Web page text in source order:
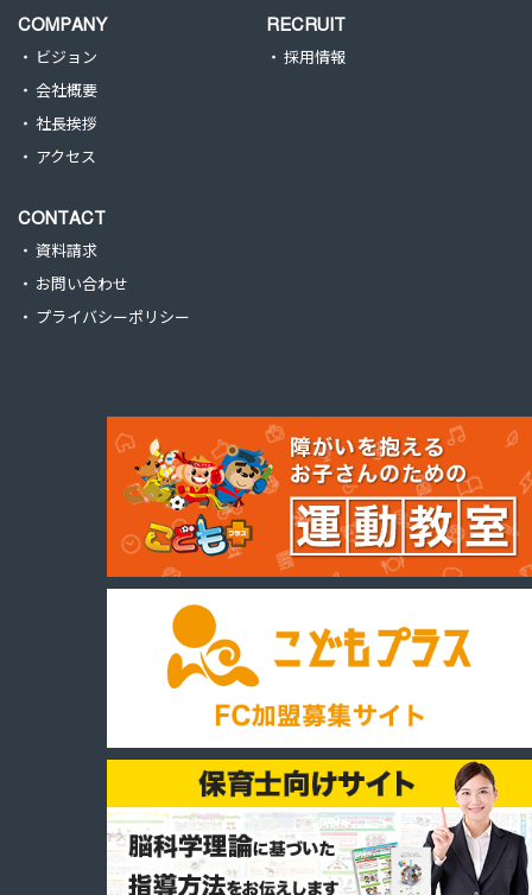
COMPANY
ビジョン
会社概要
社長挨拶
アクセス
RECRUIT
採用情報
CONTACT
資料請求
お問い合わせ
プライバシーポリシー